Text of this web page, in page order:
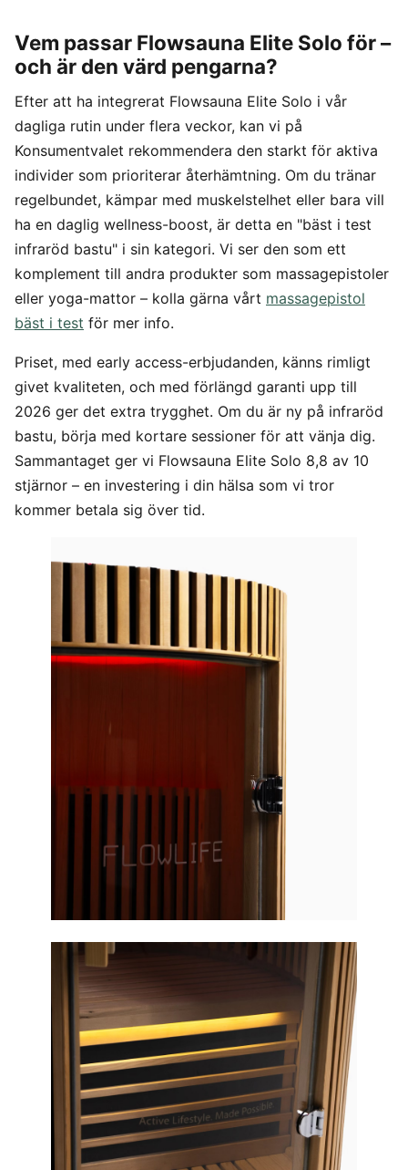
Vem passar Flowsauna Elite Solo för –
och är den värd pengarna?
Efter att ha integrerat Flowsauna Elite Solo i vår
dagliga rutin under flera veckor, kan vi på
Konsumentvalet rekommendera den starkt för aktiva
individer som prioriterar återhämtning. Om du tränar
regelbundet, kämpar med muskelstelhet eller bara vill
ha en daglig wellness-boost, är detta en "bäst i test
infraröd bastu" i sin kategori. Vi ser den som ett
komplement till andra produkter som massagepistoler
eller yoga-mattor – kolla gärna vårt massagepistol
bäst i test för mer info.
Priset, med early access-erbjudanden, känns rimligt
givet kvaliteten, och med förlängd garanti upp till
2026 ger det extra trygghet. Om du är ny på infraröd
bastu, börja med kortare sessioner för att vänja dig.
Sammantaget ger vi Flowsauna Elite Solo 8,8 av 10
stjärnor – en investering i din hälsa som vi tror
kommer betala sig över tid.